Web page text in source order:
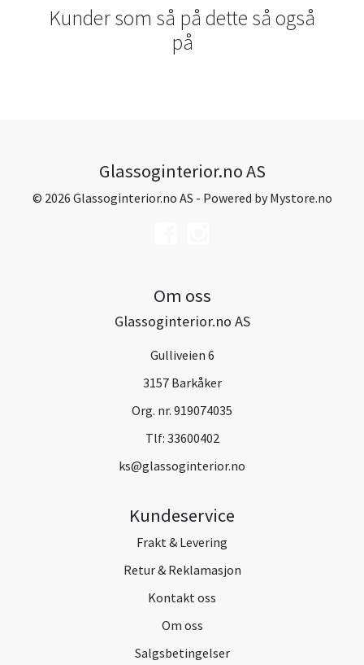
Kunder som så på dette så også
på
Glassoginterior.no AS
© 2026 Glassoginterior.no AS - Powered byMystore.no
Om oss
Glassoginterior.no AS
Gulliveien 6
3157 Barkåker
Org. nr. 919074035
Tlf: 33600402
ks@glassoginterior.no
Kundeservice
Frakt & Levering
Retur & Reklamasjon
Kontakt oss
Om oss
Salgsbetingelser